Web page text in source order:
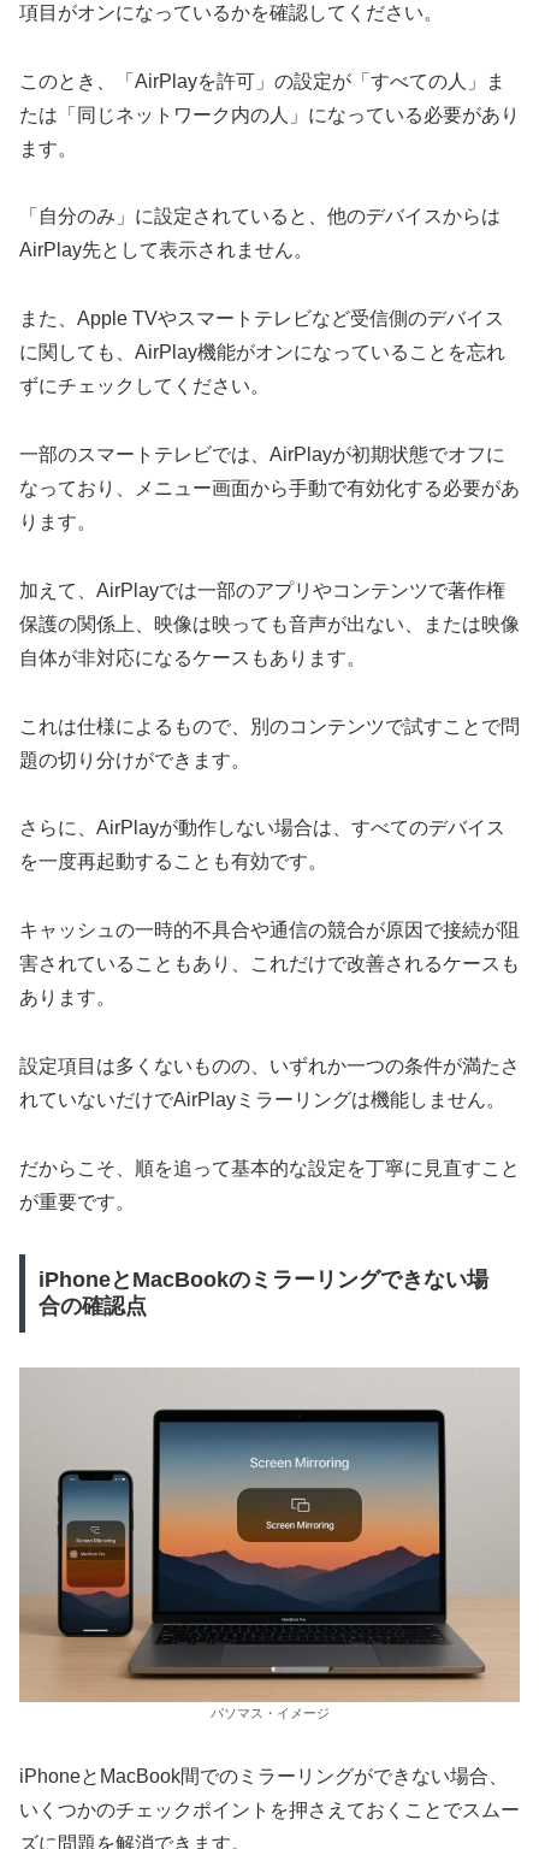
項目がオンになっているかを確認してください。
このとき、「AirPlayを許可」の設定が「すべての人」ま
たは「同じネットワーク内の人」になっている必要があり
ます。
「自分のみ」に設定されていると、他のデバイスからは
AirPlay先として表示されません。
また、Apple TVやスマートテレビなど受信側のデバイス
に関しても、AirPlay機能がオンになっていることを忘れ
ずにチェックしてください。
一部のスマートテレビでは、AirPlayが初期状態でオフに
なっており、メニュー画面から手動で有効化する必要があ
ります。
加えて、AirPlayでは一部のアプリやコンテンツで著作権
保護の関係上、映像は映っても音声が出ない、または映像
自体が非対応になるケースもあります。
これは仕様によるもので、別のコンテンツで試すことで問
題の切り分けができます。
さらに、AirPlayが動作しない場合は、すべてのデバイス
を一度再起動することも有効です。
キャッシュの一時的不具合や通信の競合が原因で接続が阻
害されていることもあり、これだけで改善されるケースも
あります。
設定項目は多くないものの、いずれか一つの条件が満たさ
れていないだけでAirPlayミラーリングは機能しません。
だからこそ、順を追って基本的な設定を丁寧に見直すこと
が重要です。
iPhoneとMacBookのミラーリングできない場
合の確認点
パソマス・イメージ
iPhoneとMacBook間でのミラーリングができない場合、
いくつかのチェックポイントを押さえておくことでスムー
ズに問題を解消できます。